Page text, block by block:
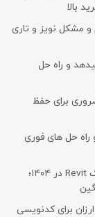
بالا
نویز و تاری
و راه حل
شدن لپ تاپ؛ 10 راهکار ضروری برای حفظ
می شود؟ ۷ دلیل مهم و راه حل های فوری
راهنمای خرید لپ تاپ مخصوص معماری و رندرینگ Revit در ۱۴۰۴؛
مدل قدرتمند و ارزان برای کدنویسی